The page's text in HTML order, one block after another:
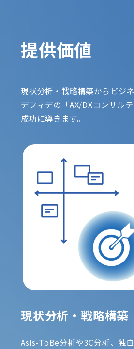
提供価値
現状分析・戦略構築からビジ
デフィデの「AX/DXコンサル
成功に導きます。
現状分析・戦略構築
AsIs-ToBe分析や3C分析、独